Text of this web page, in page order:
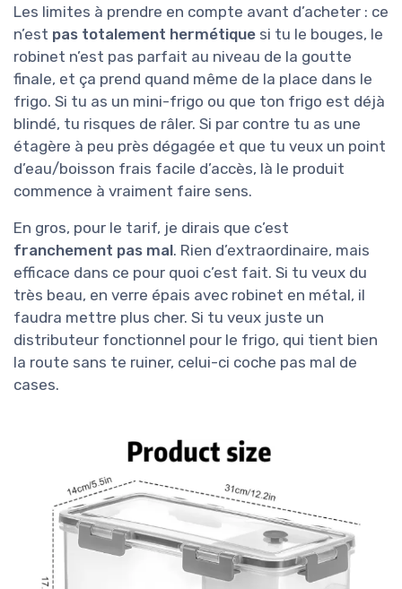
Les limites à prendre en compte avant d’acheter : ce
n’est pas totalement hermétique si tu le bouges, le
robinet n’est pas parfait au niveau de la goutte
finale, et ça prend quand même de la place dans le
frigo. Si tu as un mini-frigo ou que ton frigo est déjà
blindé, tu risques de râler. Si par contre tu as une
étagère à peu près dégagée et que tu veux un point
d’eau/boisson frais facile d’accès, là le produit
commence à vraiment faire sens.
En gros, pour le tarif, je dirais que c’est
franchement pas mal. Rien d’extraordinaire, mais
efficace dans ce pour quoi c’est fait. Si tu veux du
très beau, en verre épais avec robinet en métal, il
faudra mettre plus cher. Si tu veux juste un
distributeur fonctionnel pour le frigo, qui tient bien
la route sans te ruiner, celui-ci coche pas mal de
cases.